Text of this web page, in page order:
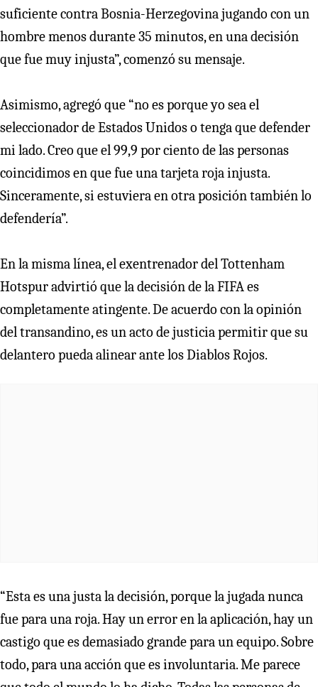
suficiente contra Bosnia-Herzegovina jugando con un
hombre menos durante 35 minutos, en una decisión
que fue muy injusta”, comenzó su mensaje.
Asimismo, agregó que “no es porque yo sea el
seleccionador de Estados Unidos o tenga que defender
mi lado. Creo que el 99,9 por ciento de las personas
coincidimos en que fue una tarjeta roja injusta.
Sinceramente, si estuviera en otra posición también lo
defendería”.
En la misma línea, el exentrenador del Tottenham
Hotspur advirtió que la decisión de la FIFA es
completamente atingente. De acuerdo con la opinión
del transandino, es un acto de justicia permitir que su
delantero pueda alinear ante los Diablos Rojos.
“Esta es una justa la decisión, porque la jugada nunca
fue para una roja. Hay un error en la aplicación, hay un
castigo que es demasiado grande para un equipo. Sobre
todo, para una acción que es involuntaria. Me parece